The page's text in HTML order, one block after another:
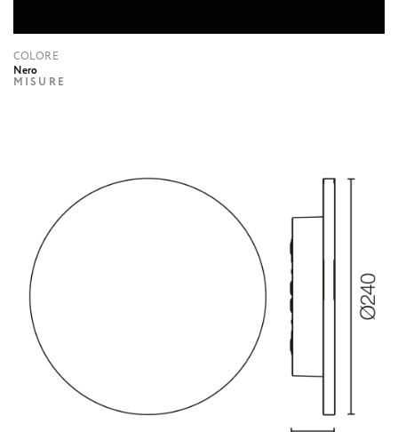
COLORE
Nero
MISURE